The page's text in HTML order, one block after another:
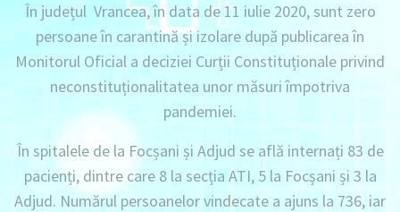
În județul Vrancea, în data de 11 iulie 2020, sunt zero
persoane în carantină și izolare după publicarea în
Monitorul Oficial a deciziei Curții Constituționale privind
neconstituționalitatea unor măsuri împotriva
pandemiei.
În spitalele de la Focșani și Adjud se află internați 83 de
pacienți, dintre care 8 la secția ATI, 5 la Focșani și 3 la
Adjud. Numărul persoanelor vindecate a ajuns la 736, iar